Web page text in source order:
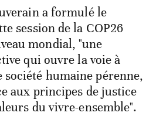
a formulé le
session de la COP26
mondial, "une
qui ouvre la voie à
société humaine pérenne,
aux principes de justice
du vivre-ensemble".